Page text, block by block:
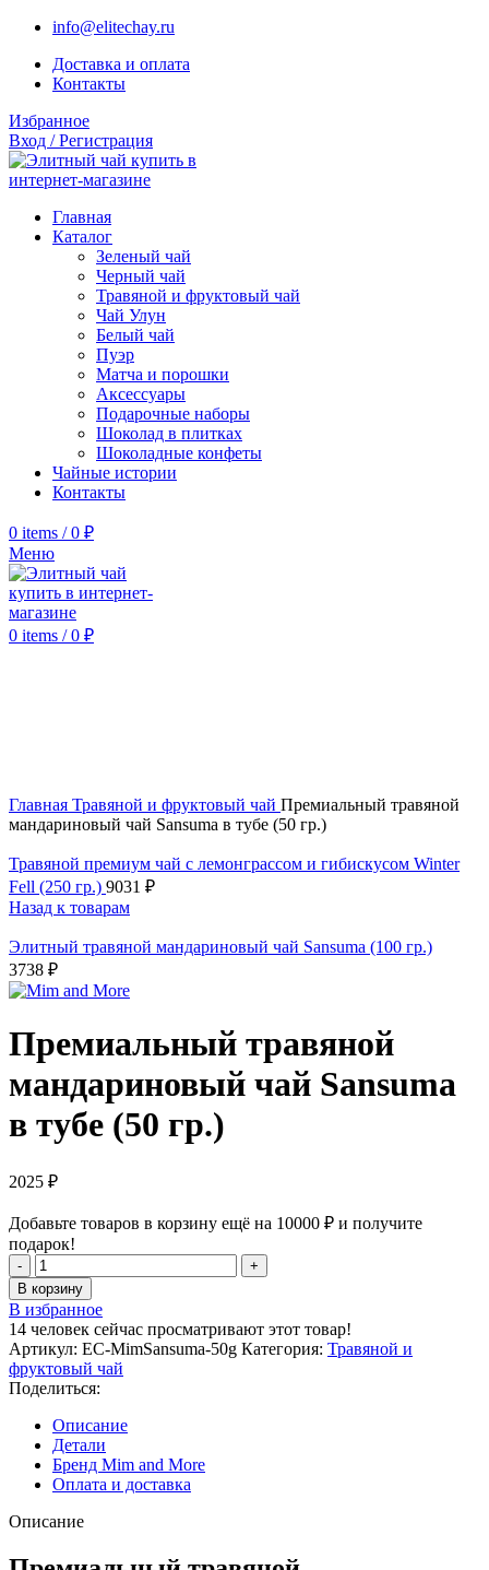
info@elitechay.ru
Доставка и оплата
Контакты
Избранное
Вход / Регистрация
Главная
Каталог
Зеленый чай
Черный чай
Травяной и фруктовый чай
Чай Улун
Белый чай
Пуэр
Матча и порошки
Аксессуары
Подарочные наборы
Шоколад в плитках
Шоколадные конфеты
Чайные истории
Контакты
0 items / 0 ₽
Меню
0 items / 0 ₽
Главная Травяной и фруктовый чай Премиальный травяной
мандариновый чай Sansuma в тубе (50 гр.)
Травяной премиум чай с лемонграссом и гибискусом Winter
Fell (250 гр.) 9031 ₽
Назад к товарам
Элитный травяной мандариновый чай Sansuma (100 гр.)
3738 ₽
Премиальный травяной
мандариновый чай Sansuma
в тубе (50 гр.)
2025 ₽
Добавьте товаров в корзину ещё на 10000 ₽ и получите
подарок!
Количество
товара
Премиальный
травяной
мандариновый
чай
Sansuma
в
тубе
(50
гр.)
В корзину
В избранное
14 человек сейчас просматривают этот товар!
Артикул: EC-MimSansuma-50g Категория: Травяной и
фруктовый чай
Поделиться:
Описание
Детали
Бренд Mim and More
Оплата и доставка
Описание